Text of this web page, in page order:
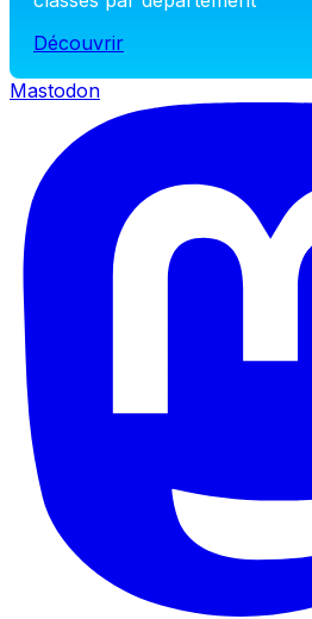
Découvrir
Mastodon